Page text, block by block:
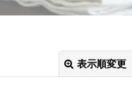
表示順変更